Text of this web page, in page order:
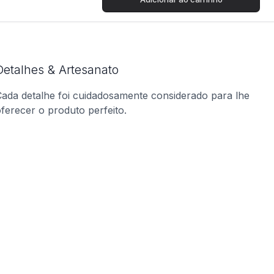
& Artesanato
detalhe foi cuidadosamente considerado para lhe
o produto perfeito.